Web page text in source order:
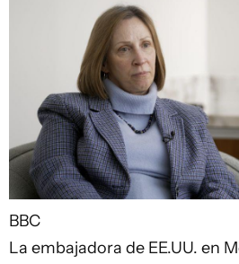
BBC
La embajadora de EE.UU. en